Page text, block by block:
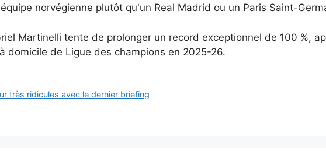
norvégienne plutôt qu'un Real Madrid ou un Paris Saint-
Martinelli tente de prolonger un record exceptionnel de 100 %,
domicile de Ligue des champions en 2025-26.
très ridicules avec le dernier briefing